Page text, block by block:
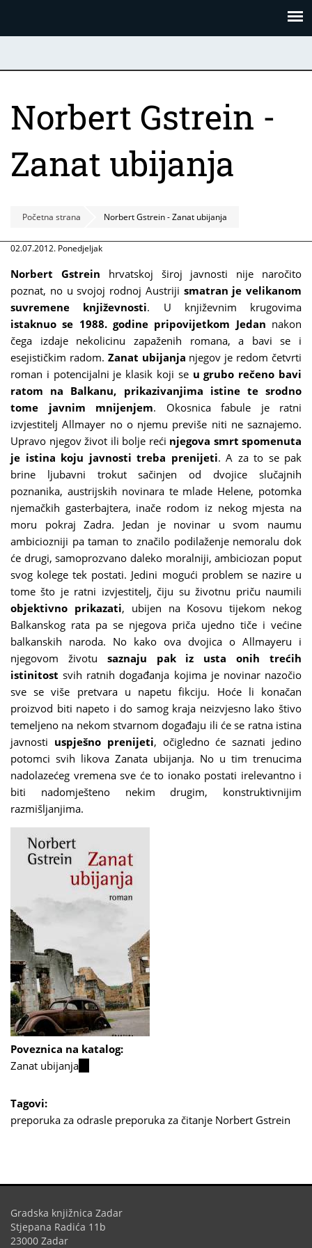
Norbert Gstrein -
Zanat ubijanja
Početna strana Norbert Gstrein - Zanat ubijanja
02.07.2012. Ponedjeljak
Norbert Gstrein hrvatskoj široj javnosti nije naročito
poznat, no u svojoj rodnoj Austriji smatran je velikanom
suvremene književnosti. U književnim krugovima
istaknuo se 1988. godine pripovijetkom Jedan nakon
čega izdaje nekolicinu zapaženih romana, a bavi se i
esejističkim radom. Zanat ubijanja njegov je redom četvrti
roman i potencijalni je klasik koji se u grubo rečeno bavi
ratom na Balkanu, prikazivanjima istine te srodno
tome javnim mnijenjem. Okosnica fabule je ratni
izvjestitelj Allmayer no o njemu previše niti ne saznajemo.
Upravo njegov život ili bolje reći njegova smrt spomenuta
je istina koju javnosti treba prenijeti. A za to se pak
brine ljubavni trokut sačinjen od dvojice slučajnih
poznanika, austrijskih novinara te mlade Helene, potomka
njemačkih gasterbajtera, inače rodom iz nekog mjesta na
moru pokraj Zadra. Jedan je novinar u svom naumu
ambiciozniji pa taman to značilo podilaženje nemoralu dok
će drugi, samoprozvano daleko moralniji, ambiciozan poput
svog kolege tek postati. Jedini mogući problem se nazire u
tome što je ratni izvjestitelj, čiju su životnu priču naumili
objektivno prikazati, ubijen na Kosovu tijekom nekog
Balkanskog rata pa se njegova priča ujedno tiče i većine
balkanskih naroda. No kako ova dvojica o Allmayeru i
njegovom životu saznaju pak iz usta onih trećih
istinitost svih ratnih događanja kojima je novinar nazočio
sve se više pretvara u napetu fikciju. Hoće li konačan
proizvod biti napeto i do samog kraja neizvjesno lako štivo
temeljeno na nekom stvarnom događaju ili će se ratna istina
javnosti uspješno prenijeti, očigledno će saznati jedino
potomci svih likova Zanata ubijanja. No u tim trenucima
nadolazećeg vremena sve će to ionako postati irelevantno i
biti nadomješteno nekim drugim, konstruktivnijim
razmišljanjima.
Poveznica na katalog:
Zanat ubijanja
Tagovi:
preporuka za odrasle preporuka za čitanje Norbert Gstrein
Gradska knjižnica Zadar
Stjepana Radića 11b
23000 Zadar